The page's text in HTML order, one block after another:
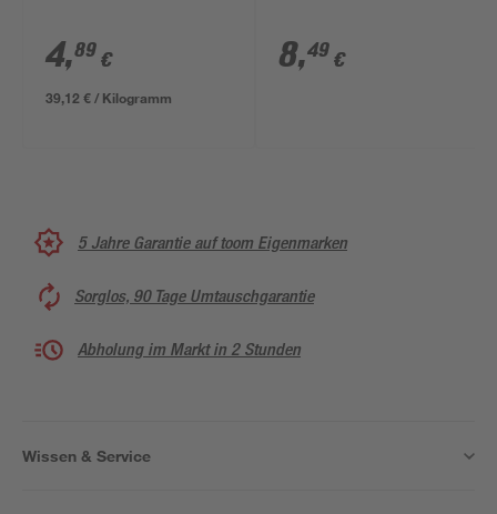
4,89 €
39,12 € / Kilogramm
8,49 €
5 Jahre Garantie auf toom Eigenmarken
Sorglos, 90 Tage Umtauschgarantie
Abholung im Markt in 2 Stunden
Wissen & Service